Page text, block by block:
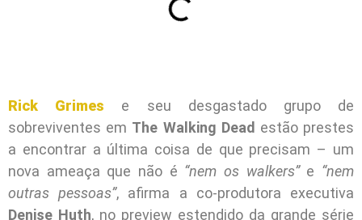
Rick Grimes e seu desgastado grupo de
sobreviventes em The Walking Dead estão prestes
a encontrar a última coisa de que precisam – um
nova ameaça que não é “nem os walkers”e “nem
outras pessoas”, afirma a co-produtora executiva
Denise Huth, no preview estendido da grande série